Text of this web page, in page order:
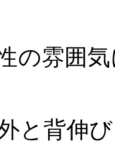
の雰囲
と背伸